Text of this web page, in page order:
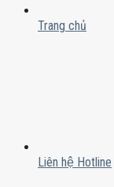
Trang chủ
Liên hệ Hotline